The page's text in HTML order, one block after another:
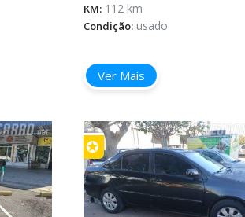
KM: 112 km
Condição: usado
Ver Mais
✪